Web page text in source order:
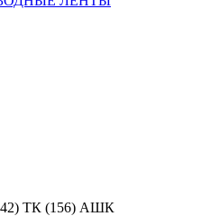
42) ТК (156) АШК